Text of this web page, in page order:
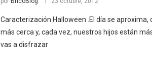
Caracterización Halloween .El día se aproxima,
más cerca y, cada vez, nuestros hijos están
vas a disfrazar